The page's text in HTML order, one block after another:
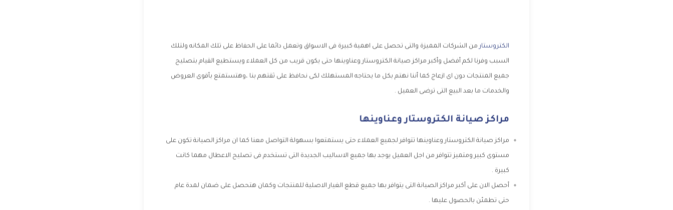
الكتروستار من الشركات المميزة والتى تحصل على اهمية كبيرة فى الاسواق وتعمل دائما على الحفاظ على تلك المكانه ولتلك
السبب وفرنا لكم أفضل وأكبر مراكز صيانة الكتروستار وعناوينها حتى يكون قريب من كل العملاء ويستطيع القيام بتصليح
جميع المنتجات دون اى ازعاج كما أننا نهتم بكل ما يحتاجه المستهلك لكى نحافظ على ثقتهم بنا ،وهتستمتع بأقوى العروض
والخدمات ما بعد البيع التى ترضى العميل .
مراكز صيانة الكتروستار وعناوينها
مراكز صيانة الكتروستار وعناوينها تتوافر لجميع العملاء حتى يستمتعوا بسهولة التواصل معنا كما ان مراكز الصيانة تكون على
مستوى كبير ومتميز تتوافر من اجل العميل يوجد بها جميع الاساليب الجديدة التى تستخدم فى تصليح الاعطال مهما كانت
كبيرة .
أحصل الان على أكبر مراكز الصيانة التى يتوافر بها جميع قطع الغيار الاصلية للمنتجات وكمان هتحصل على ضمان لمدة عام
حتى تطمئن بالحصول عليها .